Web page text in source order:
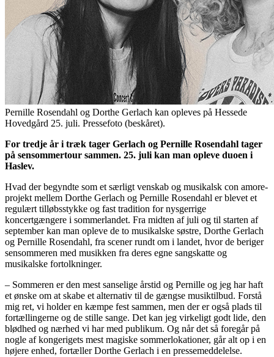
Pernille Rosendahl og Dorthe Gerlach kan opleves på Hessede
Hovedgård 25. juli. Pressefoto (beskåret).
For tredje år i træk tager Gerlach og Pernille Rosendahl tager
på sensommertour sammen. 25. juli kan man opleve duoen i
Haslev.
Hvad der begyndte som et særligt venskab og musikalsk con amore-
projekt mellem Dorthe Gerlach og Pernille Rosendahl er blevet et
regulært tilløbsstykke og fast tradition for nysgerrige
koncertgængere i sommerlandet. Fra midten af juli og til starten af
september kan man opleve de to musikalske søstre, Dorthe Gerlach
og Pernille Rosendahl, fra scener rundt om i landet, hvor de beriger
sensommeren med musikken fra deres egne sangskatte og
musikalske fortolkninger.
– Sommeren er den mest sanselige årstid og Pernille og jeg har haft
et ønske om at skabe et alternativ til de gængse musiktilbud. Forstå
mig ret, vi holder en kæmpe fest sammen, men der er også plads til
fortællingerne og de stille sange. Det kan jeg virkeligt godt lide, den
blødhed og nærhed vi har med publikum. Og når det så foregår på
nogle af kongerigets mest magiske sommerlokationer, går alt op i en
højere enhed, fortæller Dorthe Gerlach i en pressemeddelelse.